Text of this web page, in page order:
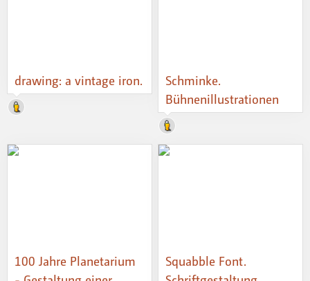
drawing: a vintage iron.
Schminke.
Bühnenillustrationen
100 Jahre Planetarium
Squabble Font.